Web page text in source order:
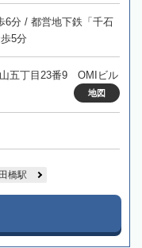
6分 / 都営地下鉄「千石
5分
五丁目23番9 OMIビル
地図
橋駅